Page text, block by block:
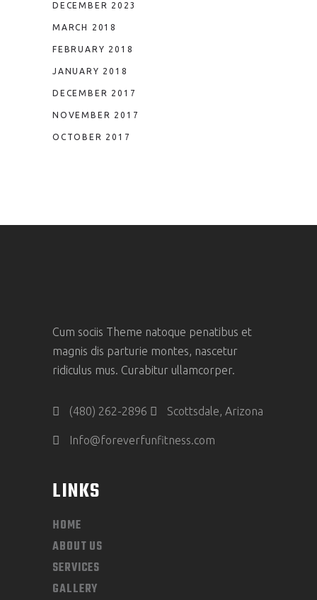
DECEMBER 2023
MARCH 2018
FEBRUARY 2018
JANUARY 2018
DECEMBER 2017
NOVEMBER 2017
OCTOBER 2017
Cum sociis Theme natoque penatibus et
magnis dis parturie montes, nascetur
ridiculus mus. Curabitur ullamcorper.
(480) 262-2896 Scottsdale, Arizona
Info@foreverfunfitness.com
LINKS
HOME
ABOUT US
SERVICES
GALLERY